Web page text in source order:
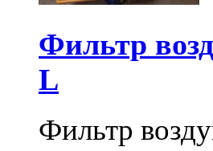
Фильтр
L
Фильтр